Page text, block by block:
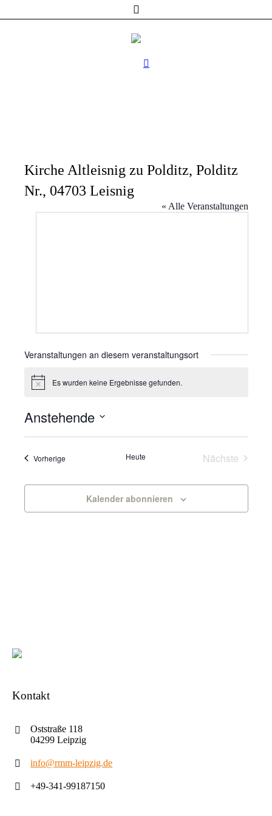
Kirche Altleisnig zu Polditz, Polditz
Nr., 04703 Leisnig
« Alle Veranstaltungen
Veranstaltungen an diesem veranstaltungsort
HinweisEs wurden keine Ergebnisse gefunden.
Anstehende
VorherigeVeranstaltungen Heute Nächste
Kalender abonnieren
Kontakt
Oststraße 118
04299 Leipzig
info@rmm-leipzig.de
+49-341-99187150